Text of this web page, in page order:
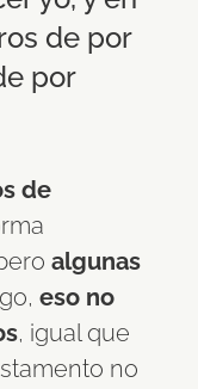
de por
por
de
algunas
eso no
, igual que
no